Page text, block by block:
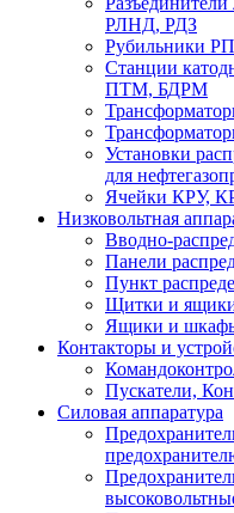
РЛНД, РДЗ
Рубильники
Станции
ПТМ, БДРМ
Установки
для
Ячейки КРУ,
Низковольтная
Вводно-
Панели
Пункт
Щитки и
Ящики и
Контакторы и
Пускатели,
Силовая аппаратура